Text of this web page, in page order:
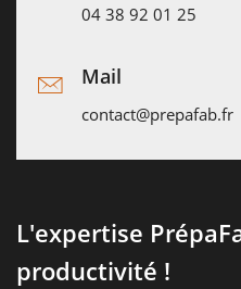
04 38 92 01 25
Mail
contact@prepafab.fr
L'expertise
productivité !